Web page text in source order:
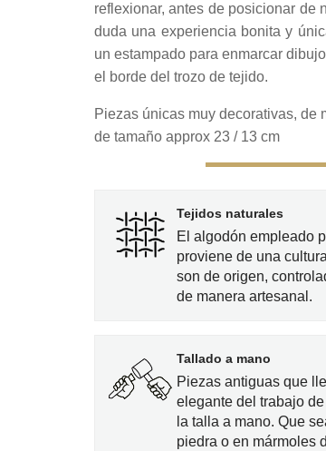
reflexionar, antes de posicionar de
duda una experiencia bonita y
un estampado para enmarcar
el borde del trozo de tejido.
Piezas únicas muy decorativas, de
de tamaño approx 23 / 13 cm
Tejidos naturales
El algodón empleado
proviene de una
son de origen,
de manera artesanal.
Tallado a mano
Piezas antiguas que
elegante del trabajo
la talla a mano. Que
piedra o en mármoles